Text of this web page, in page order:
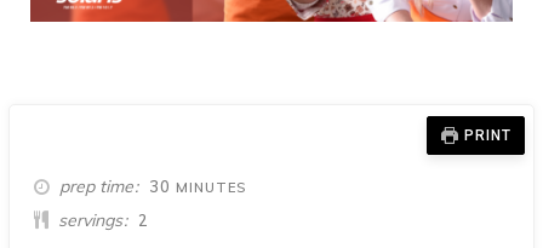
PRINT
prep time 30 MINUTES
MINUTES
servings 2